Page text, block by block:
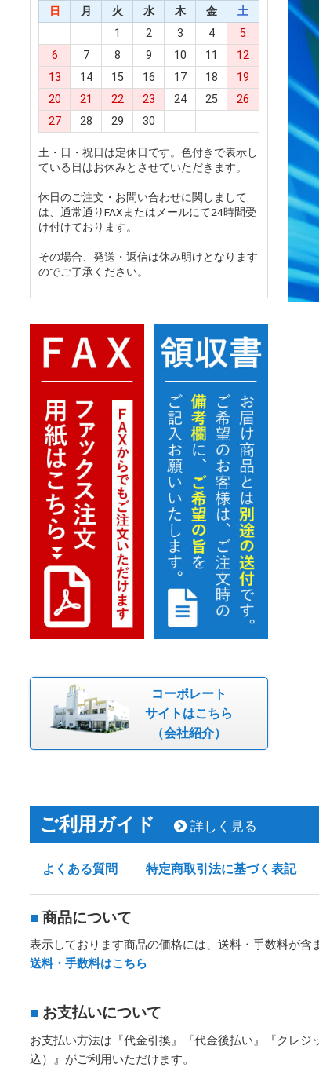
日 月 火 水 木 金
土
1
2 3 4
5
6
7 8 9 10 11
12
13
14 15 16 17 18
19
20
21 22 23 24 25
26
27
28 29 30
土・日・祝日は定休日です。色付きで表示し
ている日はお休みとさせていただきます。
休日のご注文・お問い合わせに関しまして
は、通常通りFAXまたはメールにて24時間受
け付けております。
その場合、発送・返信は休み明けとなります
のでご了承ください。
コーポレート
サイトはこちら
（会社紹介）
ご利用ガイド 詳しく見る
よくある質問 特定商取引法に基づく表記
■ 商品について
表示しております商品の価格には、送料・手数料が含
送料・手数料はこちら
■ お支払いについて
お支払い方法は『代金引換』『代金後払い』『クレジ
込）』がご利用いただけます。